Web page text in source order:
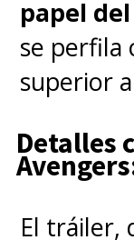
papel
se perfila
superior
Detalles
El tráiler,